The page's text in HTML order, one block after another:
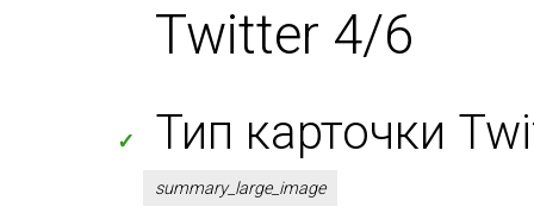
Twitter 4/6
✓ Тип карточки
summary_large_image